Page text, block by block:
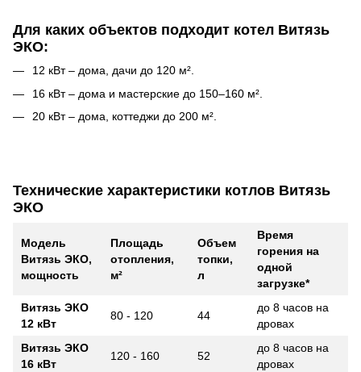
Для каких объектов подходит котел Витязь
ЭКО:
12 кВт – дома, дачи до 120 м².
16 кВт – дома и мастерские до 150–160 м².
20 кВт – дома, коттеджи до 200 м².
Технические характеристики котлов Витязь
ЭКО
Модель
Витязь ЭКО,
мощность
Площадь
отопления,
м²
Объем
топки,
л
Время
горения на
одной
загрузке*
Витязь ЭКО
12 кВт
80 - 120 44
до 8 часов на
дровах
Витязь ЭКО
16 кВт
120 - 160 52
до 8 часов на
дровах